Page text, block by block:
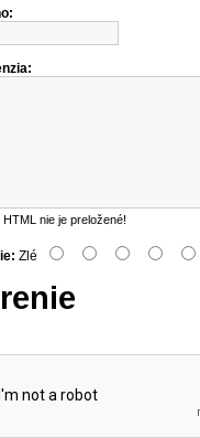
HTML nie je preložené!
Zlé